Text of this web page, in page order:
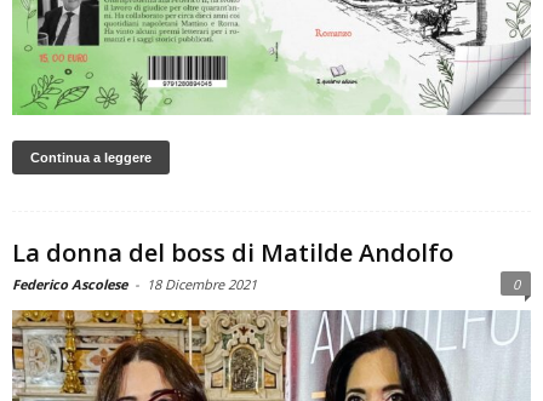
Continua a leggere
La donna del boss di Matilde Andolfo
Federico Ascolese - 18 Dicembre 2021 0